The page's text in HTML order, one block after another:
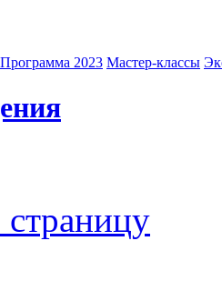
Программа 2023 Мастер-классы
страницу